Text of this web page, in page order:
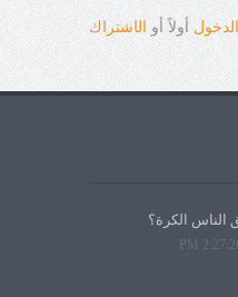
أولاً أو الاشتراك
الناس الكرة؟